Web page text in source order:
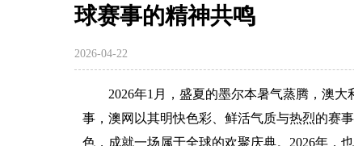
球赛事的精神共鸣
2026-04-22
2026年1月，盛夏的墨尔本暑气蒸腾，澳
事，澳网以其明快色彩、鲜活气质与热烈的赛
色，成就一场属于全球的欢聚庆典。2026年，